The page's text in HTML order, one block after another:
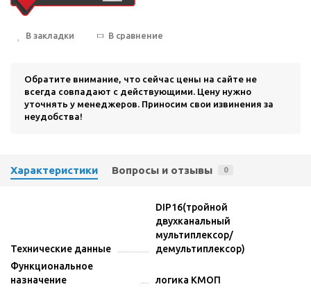
В закладки В сравнение
Обратите внимание, что сейчас цены на сайте не
всегда совпадают с действующими. Цену нужно
уточнять у менеджеров. Приносим свои извинения за
неудобства!
Характеристики Вопросы и отзывы 0
Технические данные
DIP16(тройной
двухканальный
мультиплексор/
демультиплексор)
Функциональное
назначение
логика КМОП